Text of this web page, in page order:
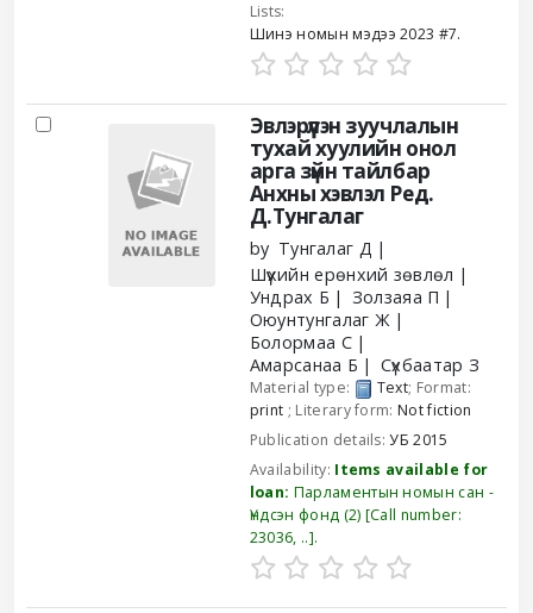
Lists:
Шинэ номын мэдээ 2023 #7.
Эвлэрүүлэн зуучлалын
тухай хуулийн онол
арга зүйн тайлбар
Анхны хэвлэл Ред.
Д.Тунгалаг
by Тунгалаг Д
Шүүхийн ерөнхий зөвлөл
Ундрах Б
Золзаяа П
Оюунтунгалаг Ж
Болормаа С
Амарсанаа Б
Сүхбаатар З
Material type: Text; Format:
print ; Literary form:Not fiction
Publication details:УБ 2015
Availability: Items available for
loan: Парламентын номын сан -
Үндсэн фонд (2) Call number:
23036, .. .